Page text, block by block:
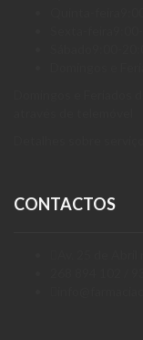
CONTACTOS